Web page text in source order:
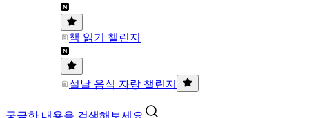
책 읽기 챌린지
설날 음식 자랑 챌린지
궁금한 내용을 검색해보세요